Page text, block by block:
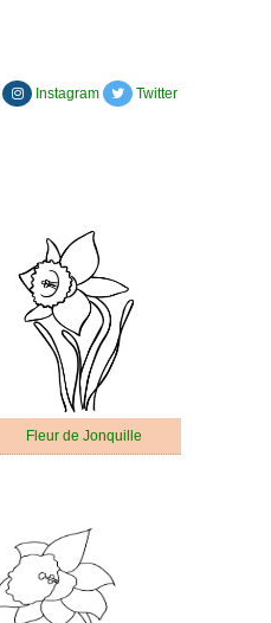
Instagram Twitter
Fleur de Jonquille